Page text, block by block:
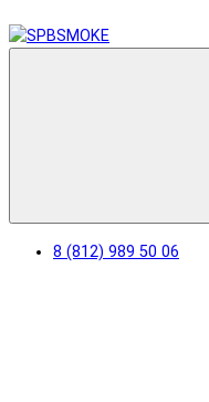
8 (812) 989 50 06